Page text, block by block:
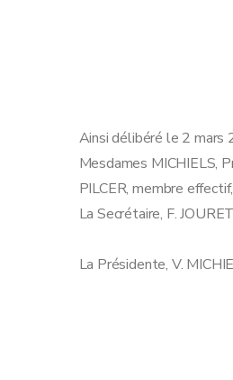
Ainsi délibéré le 2 mars
Mesdames MICHIELS,
PILCER, membre
La
La Présidente, V.